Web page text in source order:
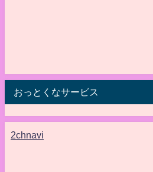
おっとくなサービス
2chnavi